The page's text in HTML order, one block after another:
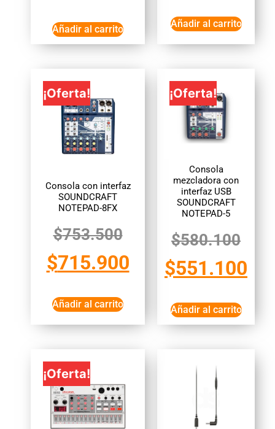
Añadir al carrito Añadir al carrito
¡Oferta!
Consola con interfaz
SOUNDCRAFT
NOTEPAD-8FX
$753.500
$715.900
Añadir al carrito
¡Oferta!
Consola
mezcladora con
interfaz USB
SOUNDCRAFT
NOTEPAD-5
$580.100
$551.100
Añadir al carrito
¡Oferta!